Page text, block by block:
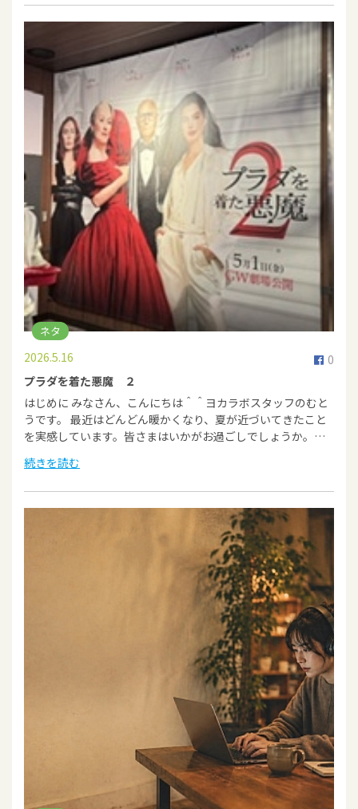
ネタ
0
2026.5.16
プラダを着た悪魔 ２
はじめに みなさん、こんにちは＾＾ヨカラボスタッフのむと
うです。 最近はどんどん暖かくなり、夏が近づいてきたこと
を実感しています。皆さまはいかがお過ごしでしょうか。…
続きを読む